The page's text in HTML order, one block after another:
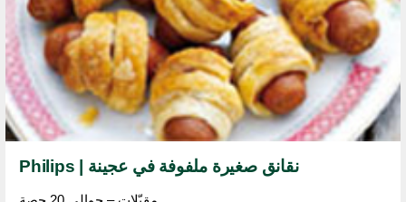
نقانق صغيرة ملفوفة في عجينة | Philips